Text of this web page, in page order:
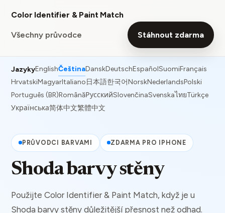
Color Identifier & Paint Match
Všechny průvodce Stáhnout zdarma
JazykyEnglishČeštinaDanskDeutschEspañolSuomiFrançais
HrvatskiMagyarItaliano日本語한국어NorskNederlandsPolski
Português (BR)RomânăРусскийSlovenčinaSvenskaไทยTürkçe
Українська简体中文繁體中文
PRŮVODCI BARVAMI ZDARMA PRO IPHONE
Shoda barvy stěny
Použijte Color Identifier & Paint Match, když je u
Shoda barvy stěny důležitější přesnost než odhad.